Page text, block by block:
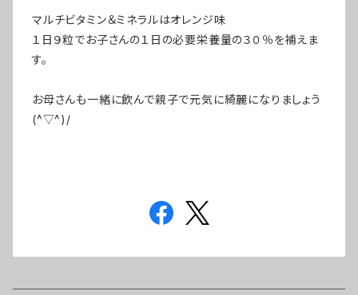
マルチビタミン＆ミネラルはオレンジ味
１日９粒でお子さんの１日の必要栄養量の３０％を補えま
す。
お母さんも一緒に飲んで親子で元気に綺麗になりましょう
(^▽^)/